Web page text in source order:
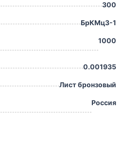
300
БрКМц3-1
1000
0.001935
Лист бронзовый
Россия